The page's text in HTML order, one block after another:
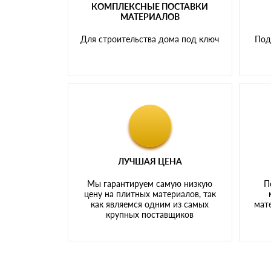
КОМПЛЕКСНЫЕ ПОСТАВКИ
МАТЕРИАЛОВ
Для строительства дома под ключ
ЛУЧШАЯ ЦЕНА
Мы гарантируем самую низкую
цену на плитных материалов, так
как являемся одним из самых
крупных поставщиков